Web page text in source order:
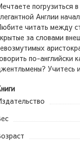
погрузиться
Англии
читать между
за словами
по-английски
Учитесь